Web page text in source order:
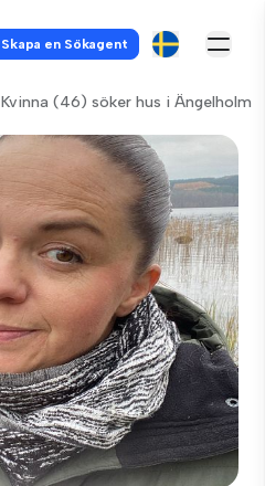
Skapa en Sökagent
Kvinna (46) söker hus i Ängelholm